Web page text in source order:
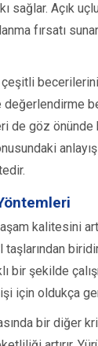
sağlar. Açık
fırsatı
göz önünde
kalitesini
şekilde
için oldukça
bir diğer